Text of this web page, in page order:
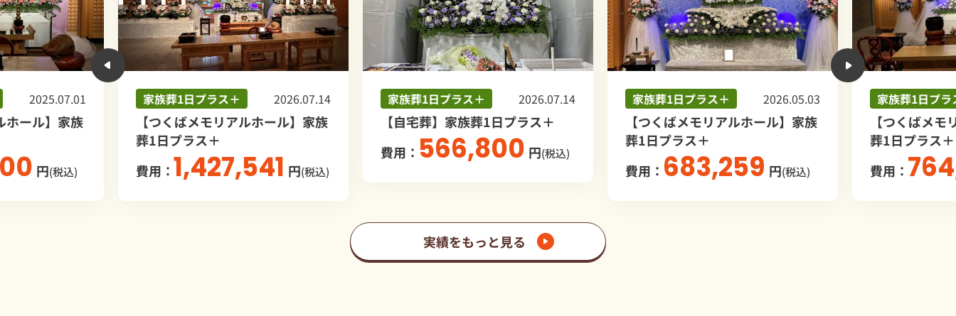
家族葬1日プラス＋ 2026.07.14
【つくばメモリアルホール】家族
費用：1,427,541円 (税込)
家族葬1日プラス＋ 2026.07.14
【自宅葬】家族葬1日プラス＋
566,800円(税込)
家族葬1日プラス＋ 2026.05.03
【つくばメモリアルホール】家族
葬1日プラス＋
683,259円 (税込)
家族葬1日プラス＋ 2026.04.12
【つくばメモリアルホール】家族
費用：764,777円(税込)
実績をもっと見る